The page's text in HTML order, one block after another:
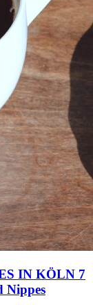
IN KÖLN 7
Nippes